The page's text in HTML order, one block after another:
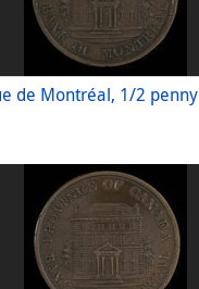
de Montréal, 1/2 penny